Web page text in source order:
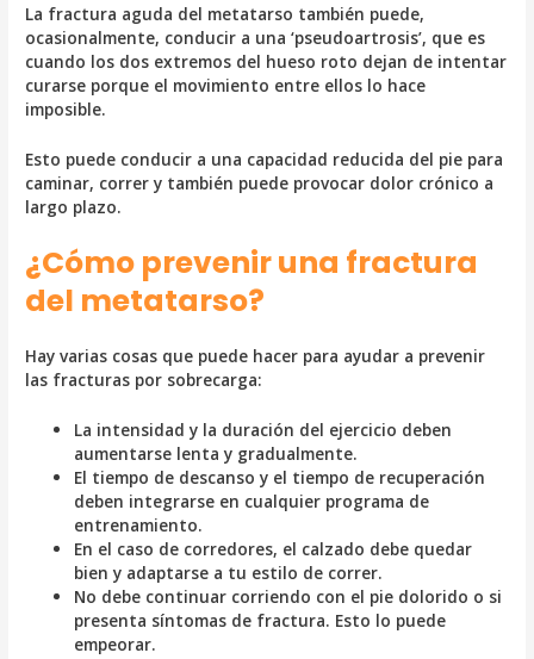
La fractura aguda del metatarso también puede,
ocasionalmente, conducir a una ‘pseudoartrosis’, que es
cuando los dos extremos del hueso roto dejan de intentar
curarse porque el movimiento entre ellos lo hace
imposible.
Esto puede conducir a una capacidad reducida del pie para
caminar, correr y también puede provocar dolor crónico a
largo plazo.
¿Cómo prevenir una fractura
del metatarso?
Hay varias cosas que puede hacer para ayudar a prevenir
las fracturas por sobrecarga:
La intensidad y la duración del ejercicio deben
aumentarse lenta y gradualmente.
El tiempo de descanso y el tiempo de recuperación
deben integrarse en cualquier programa de
entrenamiento.
En el caso de corredores, el calzado debe quedar
bien y adaptarse a tu estilo de correr.
No debe continuar corriendo con el pie dolorido o si
presenta síntomas de fractura. Esto lo puede
empeorar.